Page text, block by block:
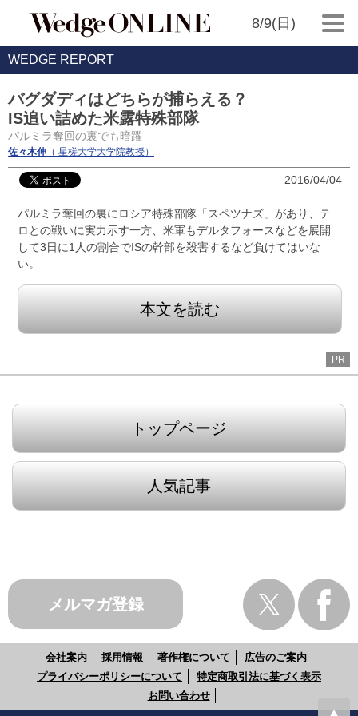
8/9(日)
WEDGE REPORT
バグダディはどちらが捕らえる？
IS追い詰めた米露特殊部隊
パルミラ奪回の裏でも暗躍
佐々木伸 （ 星槎大学大学院教授）
2016/04/04
パルミラ奪回の裏にロシア特殊部隊「スペツナズ」があり、テ
ロとの戦いに実力示す一方、米軍もデルタフォースなどを展開
して3日に1人の割合でISの幹部を殺害するなど負けてはいな
い。
本文を読む
PR
トップページ
人気記事
メルマガ登録
会社案内 採用情報 著作権について
広告のご案内
プライバシーポリシーについて
特定商取引法に基づく表示
お問い合わせ